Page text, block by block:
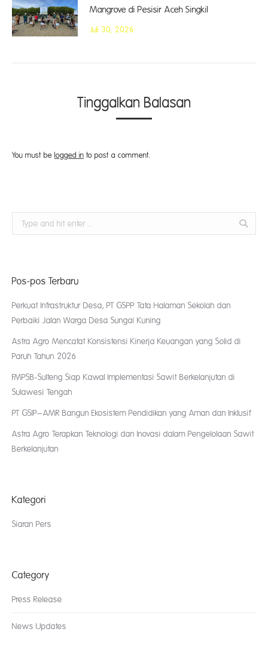
Mangrove di Pesisir Aceh Singkil
Juli 30, 2026
Tinggalkan Balasan
You must be logged in to post a comment.
Search:
Pos-pos Terbaru
Perkuat Infrastruktur Desa, PT GSPP Tata Halaman Sekolah dan
Perbaiki Jalan Warga Desa Sungai Kuning
Astra Agro Mencatat Konsistensi Kinerja Keuangan yang Solid di
Paruh Tahun 2026
FMPSB-Sulteng Siap Kawal Implementasi Sawit Berkelanjutan di
Sulawesi Tengah
PT GSIP–AMR Bangun Ekosistem Pendidikan yang Aman dan Inklusif
Astra Agro Terapkan Teknologi dan Inovasi dalam Pengelolaan Sawit
Berkelanjutan
Kategori
Siaran Pers
Category
Press Release
News Updates